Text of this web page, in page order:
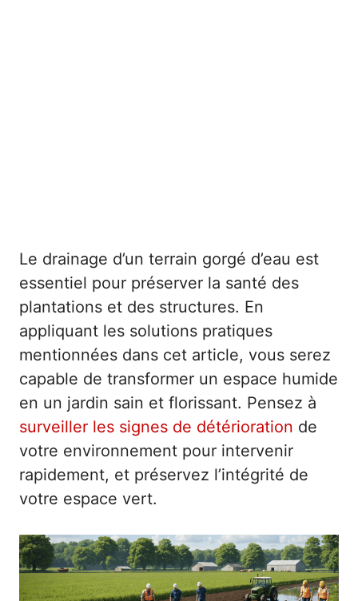
Le drainage d’un terrain gorgé d’eau est
essentiel pour préserver la santé des
plantations et des structures. En
appliquant les solutions pratiques
mentionnées dans cet article, vous serez
capable de transformer un espace humide
en un jardin sain et florissant. Pensez à
surveiller les signes de détérioration de
votre environnement pour intervenir
rapidement, et préservez l’intégrité de
votre espace vert.